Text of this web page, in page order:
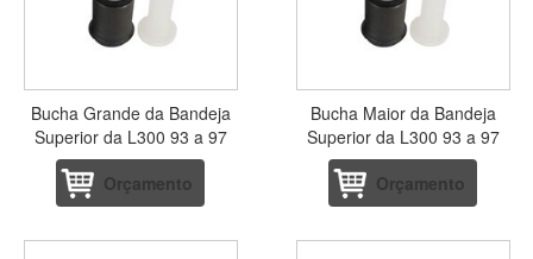
Bucha Grande da Bandeja
Superior da L300 93 a 97
Orçamento
Bucha Maior da Bandeja
Superior da L300 93 a 97
Orçamento